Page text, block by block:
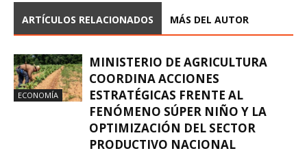
ARTÍCULOS RELACIONADOS MÁS DEL AUTOR
ECONOMÍA
MINISTERIO DE AGRICULTURA
COORDINA ACCIONES
ESTRATÉGICAS FRENTE AL
FENÓMENO SÚPER NIÑO Y LA
OPTIMIZACIÓN DEL SECTOR
PRODUCTIVO NACIONAL